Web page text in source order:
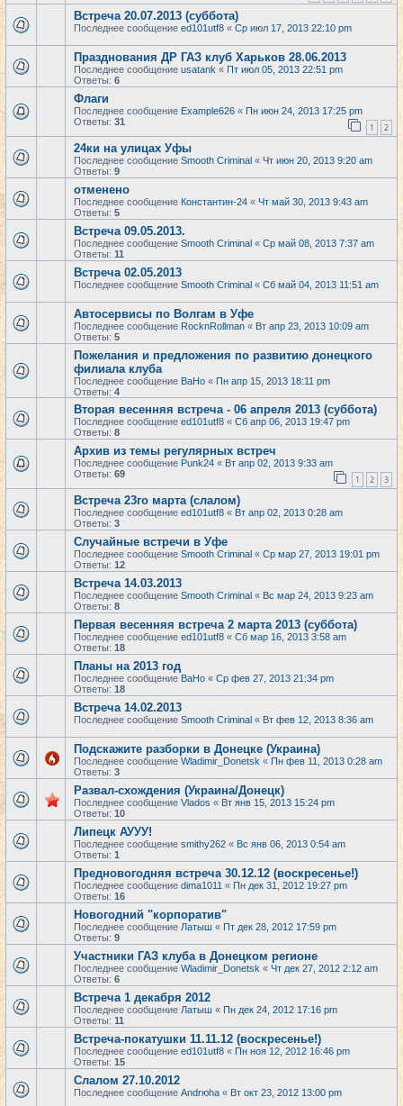
Встреча 20.07.2013 (суббота)
Последнее сообщение ed101utf8 « Ср июл 17, 2013 22:10 pm
Празднования ДР ГАЗ клуб Харьков 28.06.2013
Последнее сообщение usatank « Пт июл 05, 2013 22:51 pm
Ответы: 6
Флаги
Последнее сообщение Example626 « Пн июн 24, 2013 17:25 pm
Ответы: 31 1 2
24ки на улицах Уфы
Последнее сообщение Smooth Criminal « Чт июн 20, 2013 9:20 am
Ответы: 9
отменено
Последнее сообщение Константин-24 « Чт май 30, 2013 9:43 am
Ответы: 5
Встреча 09.05.2013.
Последнее сообщение Smooth Criminal « Ср май 08, 2013 7:37 am
Ответы: 11
Встреча 02.05.2013
Последнее сообщение Smooth Criminal « Сб май 04, 2013 11:51 am
Автосервисы по Волгам в Уфе
Последнее сообщение RocknRollman « Вт апр 23, 2013 10:09 am
Ответы: 5
Пожелания и предложения по развитию донецкого
филиала клуба
Последнее сообщение BaHo « Пн апр 15, 2013 18:11 pm
Ответы: 4
Вторая весенняя встреча - 06 апреля 2013 (суббота)
Последнее сообщение ed101utf8 « Сб апр 06, 2013 19:47 pm
Ответы: 8
Архив из темы регулярных встреч
Последнее сообщение Punk24 « Вт апр 02, 2013 9:33 am
Ответы: 69 1 2 3
Встреча 23го марта (слалом)
Последнее сообщение ed101utf8 « Вт апр 02, 2013 0:28 am
Ответы: 3
Случайные встречи в Уфе
Последнее сообщение Smooth Criminal « Ср мар 27, 2013 19:01 pm
Ответы: 12
Встреча 14.03.2013
Последнее сообщение Smooth Criminal « Вс мар 24, 2013 9:23 am
Ответы: 8
Первая весенняя встреча 2 марта 2013 (суббота)
Последнее сообщение ed101utf8 « Сб мар 16, 2013 3:58 am
Ответы: 18
Планы на 2013 год
Последнее сообщение BaHo « Ср фев 27, 2013 21:34 pm
Ответы: 18
Встреча 14.02.2013
Последнее сообщение Smooth Criminal « Вт фев 12, 2013 8:36 am
Подскажите разборки в Донецке (Украина)
Последнее сообщение Wladimir_Donetsk « Пн фев 11, 2013 0:28 am
Ответы: 3
Развал-схождения (Украина/Донецк)
Последнее сообщение Vlados « Вт янв 15, 2013 15:24 pm
Ответы: 10
Липецк АУУУ!
Последнее сообщение smithy262 « Вс янв 06, 2013 0:54 am
Ответы: 1
Предновогодняя встреча 30.12.12 (воскресенье!)
Последнее сообщение dima1011 « Пн дек 31, 2012 19:27 pm
Ответы: 16
Новогодний "корпоратив"
Последнее сообщение Латыш « Пт дек 28, 2012 17:59 pm
Ответы: 9
Участники ГАЗ клуба в Донецком регионе
Последнее сообщение Wladimir_Donetsk « Чт дек 27, 2012 2:12 am
Ответы: 6
Встреча 1 декабря 2012
Последнее сообщение Латыш « Пн дек 24, 2012 17:16 pm
Ответы: 11
Встреча-покатушки 11.11.12 (воскресенье!)
Последнее сообщение ed101utf8 « Пн ноя 12, 2012 16:46 pm
Ответы: 15
Слалом 27.10.2012
Последнее сообщение Andrюha « Вт окт 23, 2012 13:00 pm